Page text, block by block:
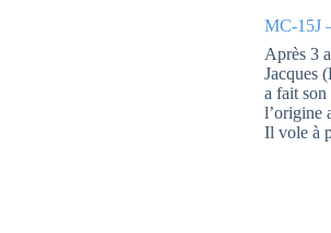
MC-15J
Après 3
Jacques
a fait
l’origine
Il vole à